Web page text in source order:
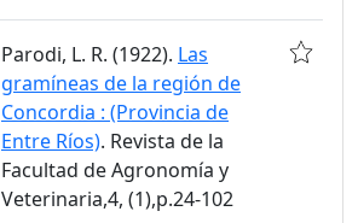
Parodi, L. R. (1922). Las
gramíneas de la región de
Concordia : (Provincia de
Entre Ríos). Revista de la
Facultad de Agronomía y
Veterinaria,4, (1),p.24-102